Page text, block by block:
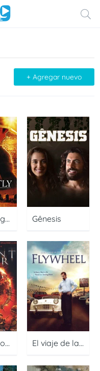
+ Agregar nuevo
El amor llega suavemente Gênesis
Un segundo después El viaje de la vida